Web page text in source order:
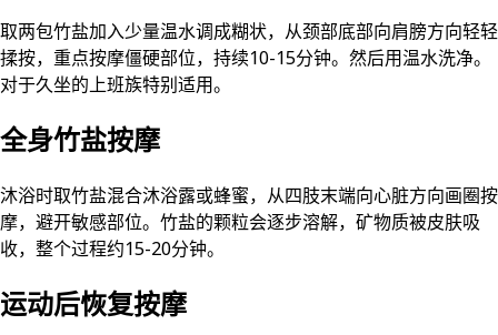
取两包竹盐加入少量温水调成糊状，从颈部底部向肩膀方向轻轻
揉按，重点按摩僵硬部位，持续10-15分钟。然后用温水洗净。
对于久坐的上班族特别适用。
全身竹盐按摩
沐浴时取竹盐混合沐浴露或蜂蜜，从四肢末端向心脏方向画圈按
摩，避开敏感部位。竹盐的颗粒会逐步溶解，矿物质被皮肤吸
收，整个过程约15-20分钟。
运动后恢复按摩